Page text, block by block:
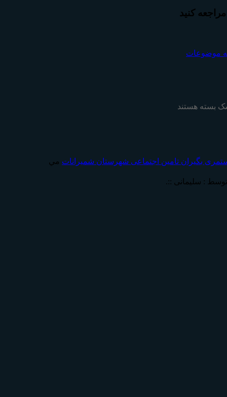
کنید
موضوعات
بسته هستند
بگیران تامين اجتماعی شهرستان شمیرانات مي